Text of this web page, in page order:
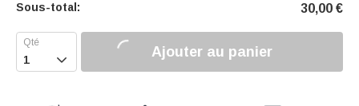
Sous-total: 30,00 €
 Ajouter au panier